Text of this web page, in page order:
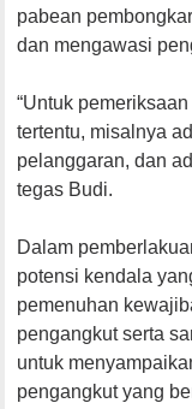
pabean
dan mengawasi
“Untuk
tertentu, misalnya
pelanggaran, dan
tegas Budi.
Dalam
potensi kendala
pemenuhan
pengangkut serta
untuk
pengangkut yang